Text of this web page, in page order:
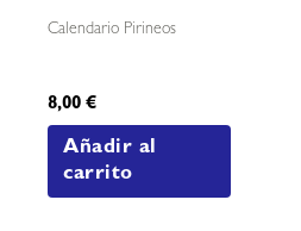
Calendario Pirineos
8,00€
Añadir al
carrito